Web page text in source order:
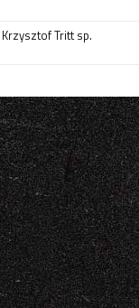
Krzysztof Tritt sp.